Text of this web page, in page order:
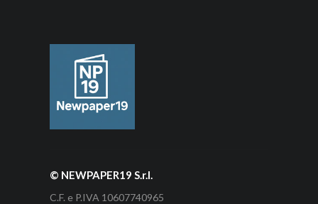
© NEWPAPER19 S.r.l.
C.F. e P.IVA 10607740965